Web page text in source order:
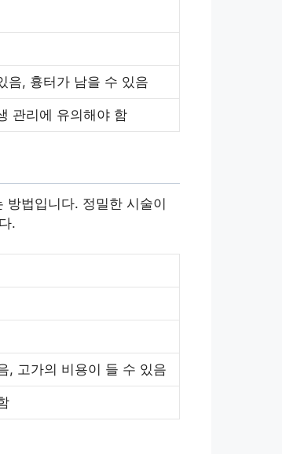
음, 흉터가 남을 수 있음
관리에 유의해야 함
법입니다. 정밀한 시술이
.
, 고가의 비용이 들 수 있음